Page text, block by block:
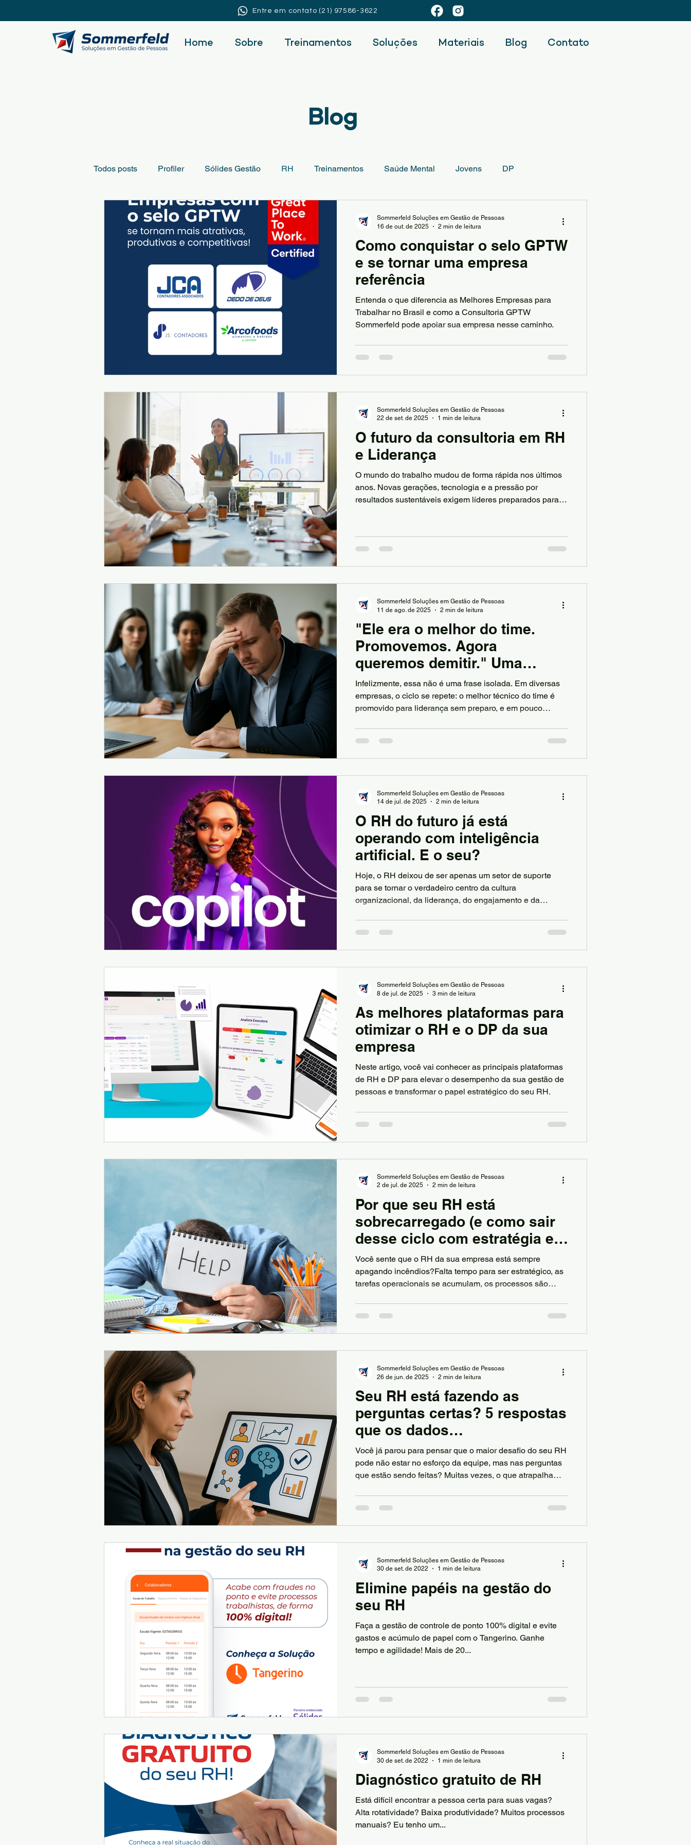
Entre em contato (21) 97586-3622
Home Sobre Treinamentos Soluções Materiais Blog Contato
Blog
Todos posts Profiler Sólides Gestão RH Treinamentos Saúde Mental Jovens DP
Liderança GPTW
Como conquistar o selo GPTW
e se tornar uma empresa
referência
Entenda o que diferencia as Melhores Empresas para
Trabalhar no Brasil e como a Consultoria GPTW
Sommerfeld pode apoiar sua empresa nesse caminho.
Sommerfeld Soluções em Gestão de Pessoas
16 de out. de 2025
2 min de leitura
O futuro da consultoria em RH
e Liderança
O mundo do trabalho mudou de forma rápida nos últimos
anos. Novas gerações, tecnologia e a pressão por
resultados sustentáveis exigem líderes preparados para
passa por mudanças. Já não é suficiente entregar
relatórios ou diagnósticos. As empresas querem soluções
Sommerfeld Soluções em Gestão de Pessoas
22 de set. de 2025
1 min de leitura
"Ele era o melhor do time.
Promovemos. Agora
queremos demitir." Uma
história comum, e cara, por
trás de muitas lideranças
frustradas.
Infelizmente, essa não é uma frase isolada. Em diversas
empresas, o ciclo se repete: o melhor técnico do time é
promovido para liderança sem preparo, e em pouco
tecnicamente não prepara ninguém para liderar.
Sommerfeld Soluções em Gestão de Pessoas
11 de ago. de 2025
2 min de leitura
O RH do futuro já está
operando com inteligência
artificial. E o seu?
Hoje, o RH deixou de ser apenas um setor de suporte
para se tornar o verdadeiro centro da cultura
organizacional, da liderança, do engajamento e da
comportamental com inteligência artificial. E é exatamente
aí que entra o CoPilot da Sólides.
Sommerfeld Soluções em Gestão de Pessoas
14 de jul. de 2025
2 min de leitura
As melhores plataformas para
otimizar o RH e o DP da sua
empresa
Neste artigo, você vai conhecer as principais plataformas
de RH e DP para elevar o desempenho da sua gestão de
pessoas e transformar o papel estratégico do seu RH.
Sommerfeld Soluções em Gestão de Pessoas
8 de jul. de 2025
3 min de leitura
Por que seu RH está
sobrecarregado (e como sair
desse ciclo com estratégia e
automação)
Você sente que o RH da sua empresa está sempre
apagando incêndios?Falta tempo para ser estratégico, as
tarefas operacionais se acumulam, os processos são
sozinho.
Sommerfeld Soluções em Gestão de Pessoas
2 de jul. de 2025
2 min de leitura
Seu RH está fazendo as
perguntas certas? 5 respostas
que os dados
comportamentais podem te
entregar
Você já parou para pensar que o maior desafio do seu RH
pode não estar no esforço da equipe, mas nas perguntas
que estão sendo feitas? Muitas vezes, o que atrapalha
humano dentro da empresa.
Sommerfeld Soluções em Gestão de Pessoas
26 de jun. de 2025
2 min de leitura
Elimine papéis na gestão do
seu RH
Faça a gestão de controle de ponto 100% digital e evite
gastos e acúmulo de papel com o Tangerino. Ganhe
tempo e agilidade! Mais de 20...
Sommerfeld Soluções em Gestão de Pessoas
30 de set. de 2022
1 min de leitura
Diagnóstico gratuito de RH
Está difícil encontrar a pessoa certa para suas vagas?
Alta rotatividade? Baixa produtividade? Muitos processos
manuais? Eu tenho um...
Sommerfeld Soluções em Gestão de Pessoas
30 de set. de 2022
1 min de leitura